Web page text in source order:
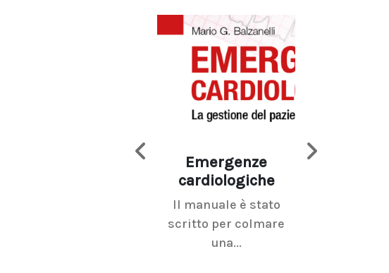
Emergenze
cardiologiche
Il manuale è stato
scritto per colmare
una...